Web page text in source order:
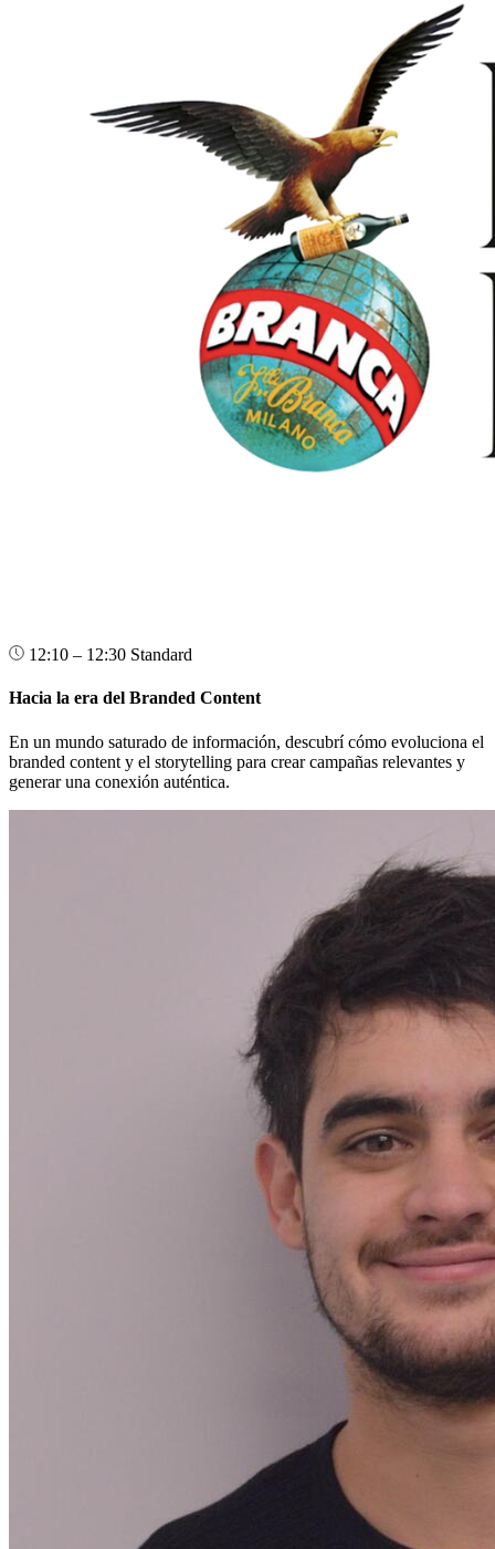
12:10 – 12:30 Standard
Hacia la era del Branded Content
En un mundo saturado de información, descubrí cómo evoluciona el
branded content y el storytelling para crear campañas relevantes y
generar una conexión auténtica.